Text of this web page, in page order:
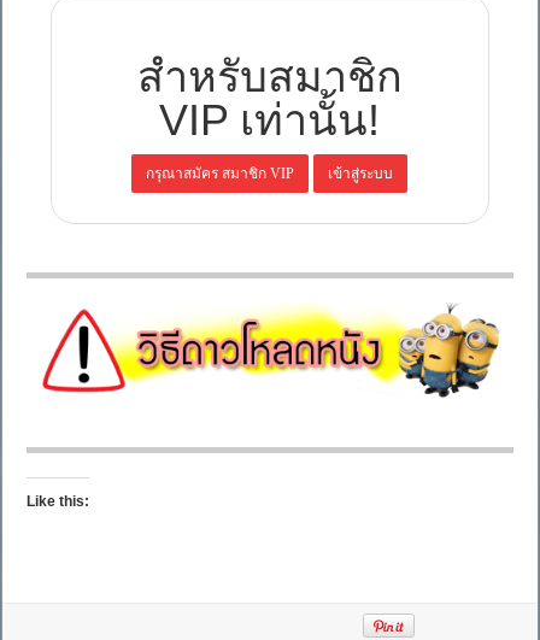
สำหรับสมาชิก
VIP เท่านั้น!
Like this: